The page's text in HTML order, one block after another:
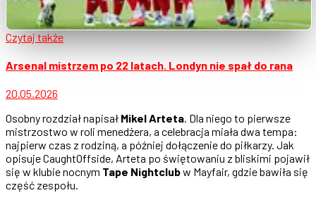
Czytaj także
Arsenal mistrzem po 22 latach. Londyn nie spał do rana
20.05.2026
Osobny rozdział napisał Mikel Arteta. Dla niego to pierwsze
mistrzostwo w roli menedżera, a celebracja miała dwa tempa:
najpierw czas z rodziną, a później dołączenie do piłkarzy. Jak
opisuje CaughtOffside, Arteta po świętowaniu z bliskimi pojawił
się w klubie nocnym Tape Nightclubw Mayfair, gdzie bawiła się
część zespołu.